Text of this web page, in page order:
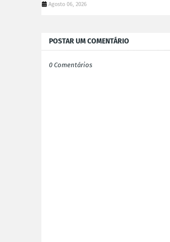
Agosto 06, 2026
POSTAR UM COMENTÁRIO
0 Comentários